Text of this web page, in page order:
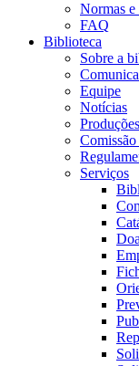
Normas
FAQ
Biblioteca
Sobre a
Equipe
Notícias
Produções
Serviços